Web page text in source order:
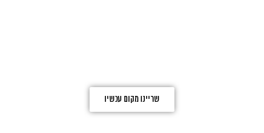
שריינו מקום עכשיו